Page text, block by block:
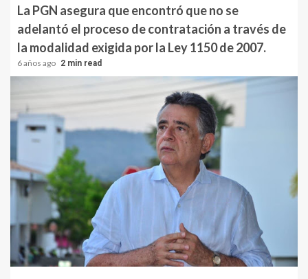
La PGN asegura que encontró que no se
adelantó el proceso de contratación a través de
la modalidad exigida por la Ley 1150 de 2007.
6 años ago 2 min read